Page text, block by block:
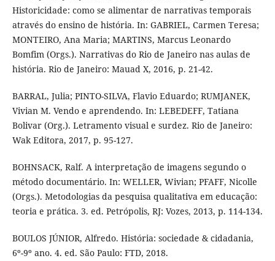
Historicidade: como se alimentar de narrativas temporais
através do ensino de história. In: GABRIEL, Carmen Teresa;
MONTEIRO, Ana Maria; MARTINS, Marcus Leonardo
Bomfim (Orgs.). Narrativas do Rio de Janeiro nas aulas de
história. Rio de Janeiro: Mauad X, 2016, p. 21-42.
BARRAL, Julia; PINTO-SILVA, Flavio Eduardo; RUMJANEK,
Vivian M. Vendo e aprendendo. In: LEBEDEFF, Tatiana
Bolivar (Org.). Letramento visual e surdez. Rio de Janeiro:
Wak Editora, 2017, p. 95-127.
BOHNSACK, Ralf. A interpretação de imagens segundo o
método documentário. In: WELLER, Wivian; PFAFF, Nicolle
(Orgs.). Metodologias da pesquisa qualitativa em educação:
teoria e prática. 3. ed. Petrópolis, RJ: Vozes, 2013, p. 114-134.
BOULOS JÚNIOR, Alfredo. História: sociedade & cidadania,
6º-9º ano. 4. ed. São Paulo: FTD, 2018.